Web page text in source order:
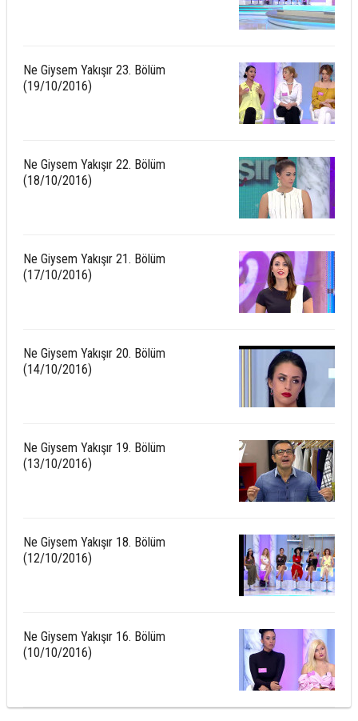
Ne Giysem Yakışır 23. Bölüm
(19/10/2016)
Ne Giysem Yakışır 22. Bölüm
(18/10/2016)
Ne Giysem Yakışır 21. Bölüm
(17/10/2016)
Ne Giysem Yakışır 20. Bölüm
(14/10/2016)
Ne Giysem Yakışır 19. Bölüm
(13/10/2016)
Ne Giysem Yakışır 18. Bölüm
(12/10/2016)
Ne Giysem Yakışır 16. Bölüm
(10/10/2016)